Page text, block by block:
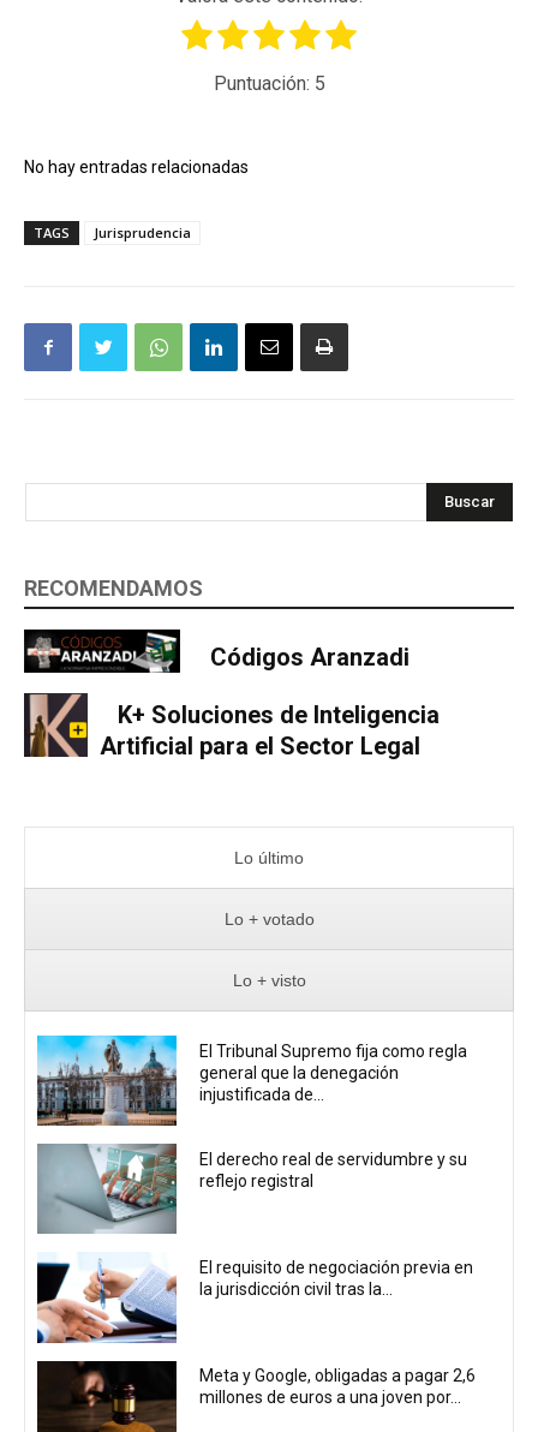
Puntuación: 5
No hay entradas relacionadas
TAGS Jurisprudencia
Buscar
RECOMENDAMOS
Códigos Aranzadi
K+ Soluciones de Inteligencia
Artificial para el Sector Legal
Lo último
Lo + votado
Lo + visto
El Tribunal Supremo fija como regla
general que la denegación
injustificada de...
El derecho real de servidumbre y su
reflejo registral
El requisito de negociación previa en
la jurisdicción civil tras la...
Meta y Google, obligadas a pagar 2,6
millones de euros a una joven por...